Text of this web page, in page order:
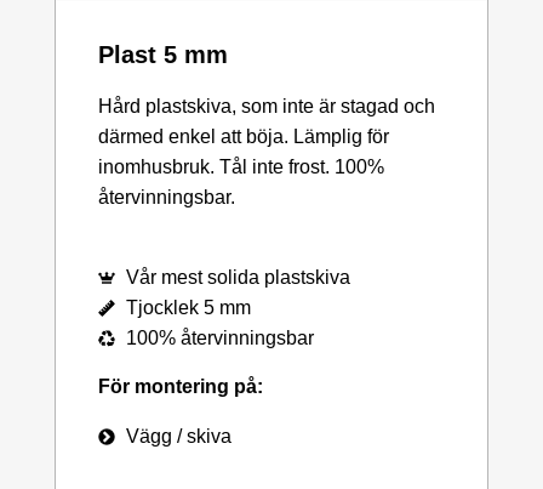
Plast 5 mm
Hård plastskiva, som inte är stagad och
därmed enkel att böja. Lämplig för
inomhusbruk. Tål inte frost. 100%
återvinningsbar.
Vår mest solida plastskiva
Tjocklek 5 mm
100% återvinningsbar
För montering på:
Vägg / skiva